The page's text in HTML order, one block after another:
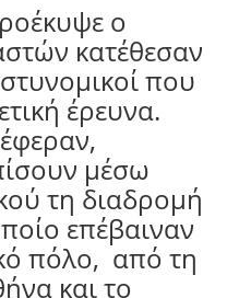
ο
κατέθεσαν
που
έρευνα.
μέσω
τη διαδρομή
επέβαιναν
πόλο, από τη
και το